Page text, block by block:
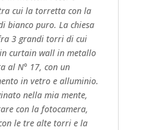
cui la torretta con la
bianco puro. La chiesa
3 grandi torri di cui
curtain wall in metallo
al N° 17, con un
in vetro e alluminio.
nella mia mente,
con la fotocamera,
le tre alte torri e la